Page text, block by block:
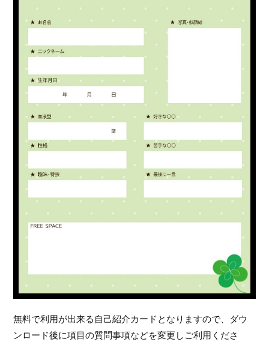
無料で利用が出来る自己紹介カードとなりますので、ダウ
ンロード後に項目の質問事項などを変更しご利用くださ